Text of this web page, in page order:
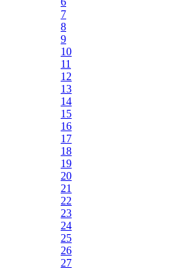
7
8
9
10
11
12
13
14
15
16
17
18
19
20
21
22
23
24
25
26
27